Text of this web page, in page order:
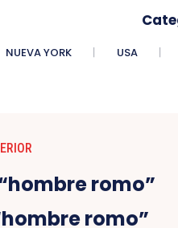
NUEVA YORK USA
romo”